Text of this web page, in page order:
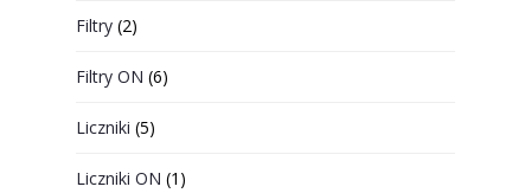
Filtry (2)
Filtry ON (6)
Liczniki (5)
Liczniki ON (1)